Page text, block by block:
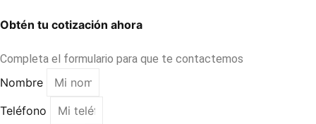
Obtén tu cotización ahora
Completa el formulario para que te contactemos
Nombre
Teléfono